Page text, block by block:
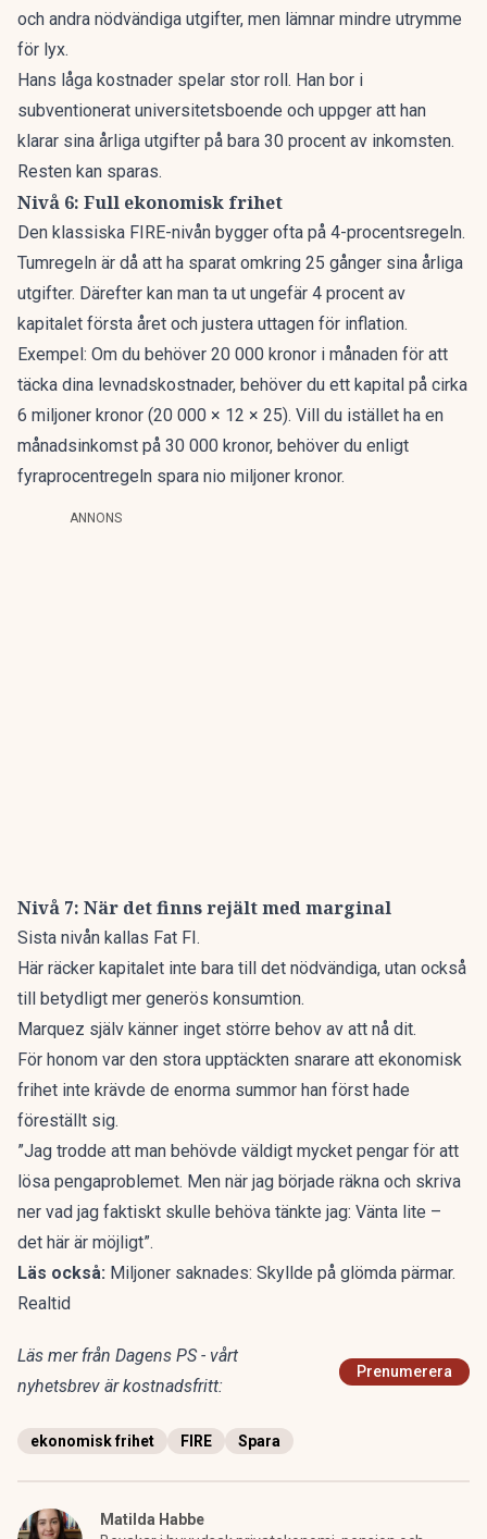
och andra nödvändiga utgifter, men lämnar mindre utrymme
för lyx.
Hans låga kostnader spelar stor roll. Han bor i
subventionerat universitetsboende och uppger att han
klarar sina årliga utgifter på bara 30 procent av inkomsten.
Resten kan sparas.
Nivå 6: Full ekonomisk frihet
Den klassiska FIRE-nivån bygger ofta på 4-procentsregeln.
Tumregeln är då att ha sparat omkring 25 gånger sina årliga
utgifter. Därefter kan man ta ut ungefär 4 procent av
kapitalet första året och justera uttagen för inflation.
Exempel: Om du behöver 20 000 kronor i månaden för att
täcka dina levnadskostnader, behöver du ett kapital på cirka
6 miljoner kronor (20 000 × 12 × 25). Vill du istället ha en
månadsinkomst på 30 000 kronor, behöver du enligt
fyraprocentregeln spara nio miljoner kronor.
ANNONS
Nivå 7: När det finns rejält med marginal
Sista nivån kallas Fat FI.
Här räcker kapitalet inte bara till det nödvändiga, utan också
till betydligt mer generös konsumtion.
Marquez själv känner inget större behov av att nå dit.
För honom var den stora upptäckten snarare att ekonomisk
frihet inte krävde de enorma summor han först hade
föreställt sig.
”Jag trodde att man behövde väldigt mycket pengar för att
lösa pengaproblemet. Men när jag började räkna och skriva
ner vad jag faktiskt skulle behöva tänkte jag: Vänta lite –
det här är möjligt”.
Läs också: Miljoner saknades: Skyllde på glömda pärmar.
Realtid
Läs mer från Dagens PS - vårt
nyhetsbrev är kostnadsfritt:
Prenumerera
ekonomisk frihet FIRE Spara
Matilda Habbe